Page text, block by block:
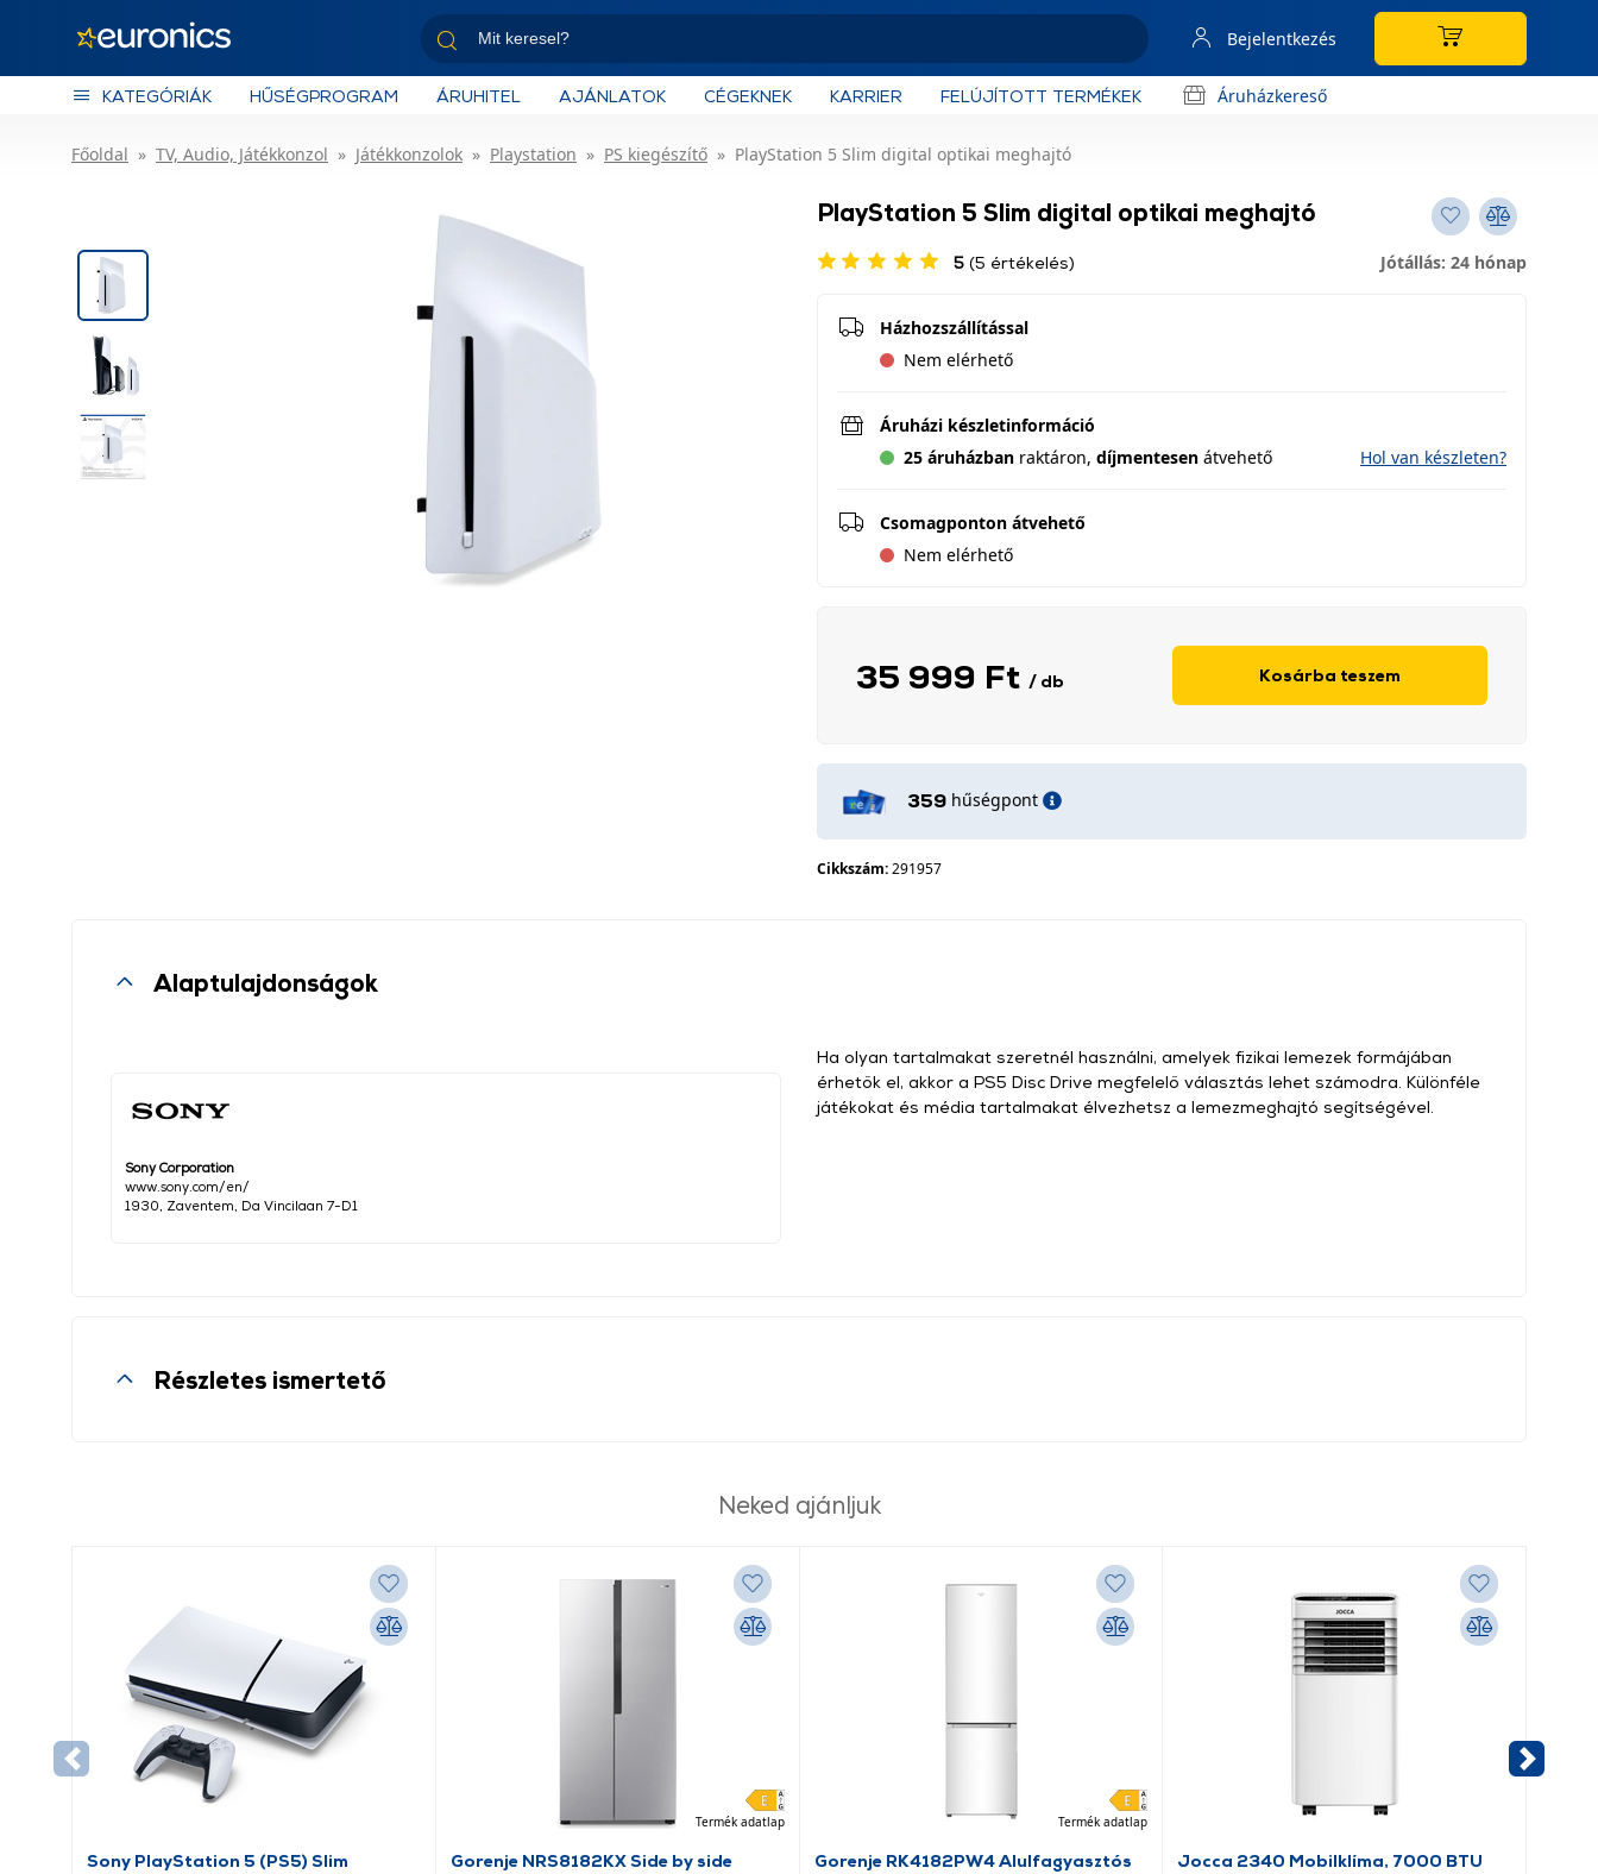
Bejelentkezés
KATEGÓRIÁK HŰSÉGPROGRAM ÁRUHITEL AJÁNLATOK CÉGEKNEK KARRIER FELÚJÍTOTT TERMÉKEK Áruházkereső
Főoldal TV, Audio, Játékkonzol Játékkonzolok Playstation PS kiegészítő PlayStation 5 Slim digital optikai meghajtó
PlayStation 5 Slim digital optikai meghajtó
5 (5 értékelés) Jótállás: 24 hónap
Házhozszállítással
Nem elérhető
Áruházi készletinformáció
25 áruházban raktáron, díjmentesen átvehető Hol van készleten?
Csomagponton átvehető
Nem elérhető
35 999 Ft / db Kosárba teszem
359 hűségpont
Cikkszám:291957
Alaptulajdonságok
Sony Corporation
www.sony.com/en/
1930, Zaventem, Da Vincilaan 7-D1
Ha olyan tartalmakat szeretnél használni, amelyek fizikai lemezek formájában
érhetők el, akkor a PS5 Disc Drive megfelelő választás lehet számodra. Különféle
játékokat és média tartalmakat élvezhetsz a lemezmeghajtó segítségével.
Részletes ismertető
Neked ajánljuk
Sony PlayStation 5 (PS5) Slim
Termék adatlap
Gorenje NRS8182KX Side by side
Termék adatlap
Gorenje RK4182PW4 Alulfagyasztós
Jocca 2340 Mobilklíma, 7000 BTU